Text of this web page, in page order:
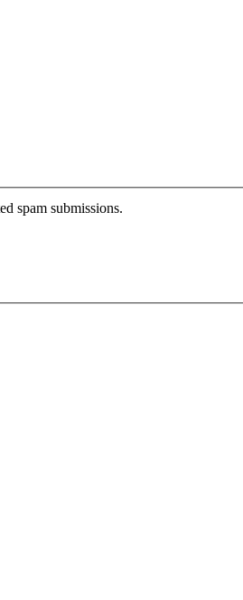
spam submissions.